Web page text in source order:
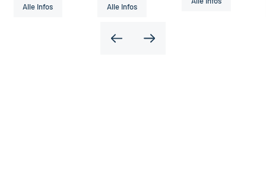
Alle Infos Alle Infos